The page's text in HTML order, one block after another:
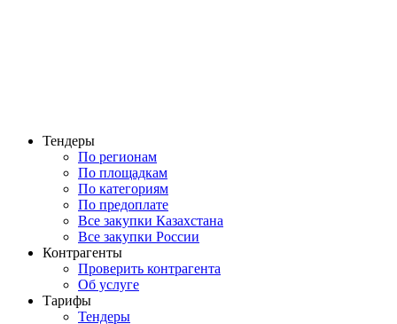
Тендеры
По регионам
По площадкам
По категориям
По предоплате
Все закупки Казахстана
Все закупки России
Контрагенты
Проверить контрагента
Об услуге
Тарифы
Тендеры